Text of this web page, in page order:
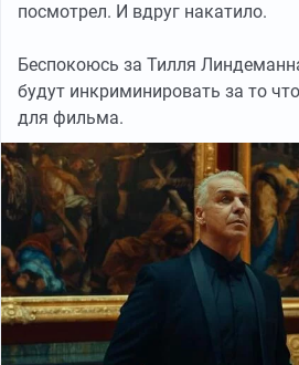
посмотрел. И вдруг накатило.
Беспокоюсь за Тилля
будут инкриминировать за то
для фильма.